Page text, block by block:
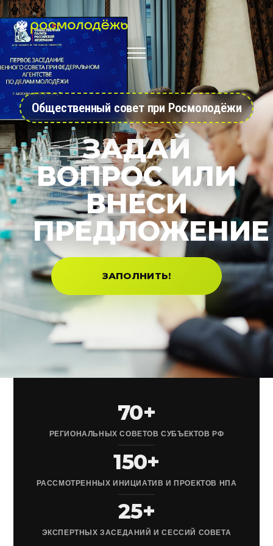
Общественный совет при Росмолодёжи
ЗАДАЙ
ВОПРОС ИЛИ
ВНЕСИ
ПРЕДЛОЖЕНИЕ
ЗАПОЛНИТЬ!
70+
РЕГИОНАЛЬНЫХ СОВЕТОВ СУБЪЕКТОВ РФ
150+
РАССМОТРЕННЫХ ИНИЦИАТИВ И ПРОЕКТОВ НПА
25+
ЭКСПЕРТНЫХ ЗАСЕДАНИЙ И СЕССИЙ СОВЕТА